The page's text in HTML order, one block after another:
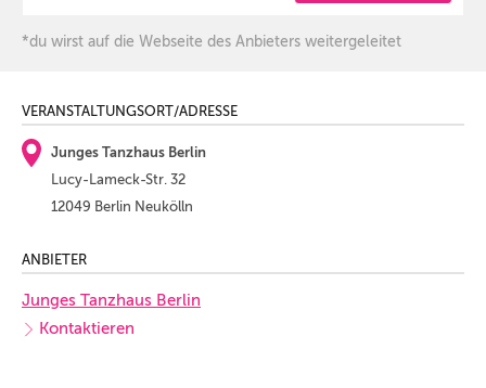
*du wirst auf die Webseite des Anbieters weitergeleitet
VERANSTALTUNGSORT/ADRESSE
Junges Tanzhaus Berlin
Lucy-Lameck-Str. 32
12049 Berlin Neukölln
ANBIETER
Junges Tanzhaus Berlin
Kontaktieren